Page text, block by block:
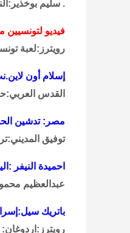
. سليم
فيديو لتونسيين
رويترز:لعبة
إسلام أون
القدس
مصر: تدشين
توفيق
احميدة النيفر
عبدالعظيم
باتريك